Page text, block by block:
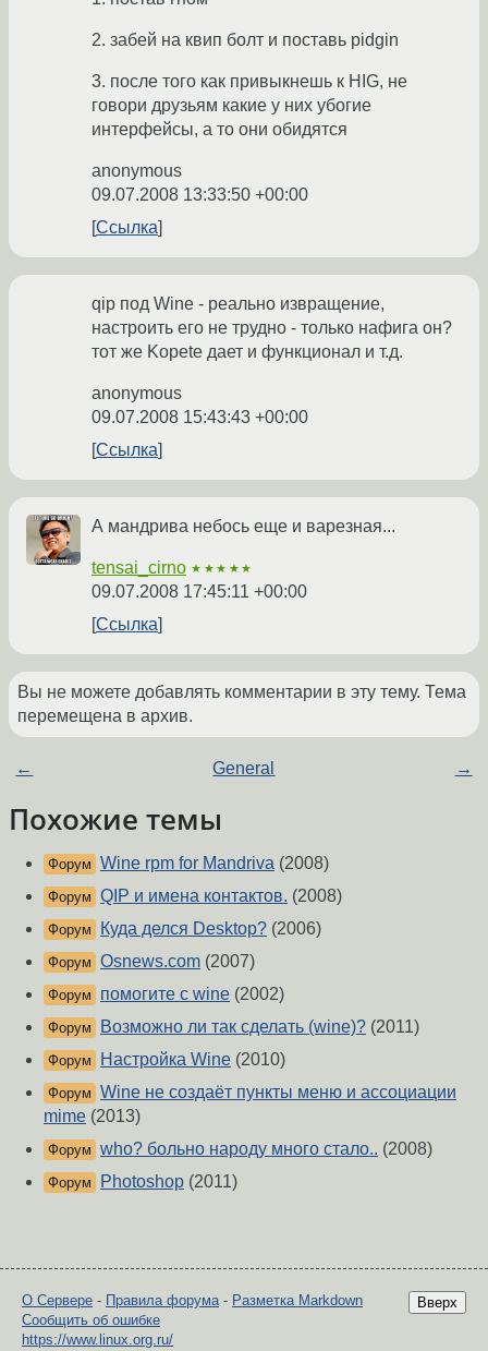
2. забей на квип болт и поставь pidgin
3. после того как привыкнешь к HIG, не
говори друзьям какие у них убогие
интерфейсы, а то они обидятся
anonymous
09.07.2008 13:33:50 +00:00
Ссылка
qip под Wine - реально извращение,
настроить его не трудно - только нафига он?
тот же Kopete дает и функционал и т.д.
anonymous
09.07.2008 15:43:43 +00:00
Ссылка
А мандрива небось еще и варезная...
tensai_cirno ★★★★★
09.07.2008 17:45:11 +00:00
Ссылка
Вы не можете добавлять комментарии в эту тему. Тема
перемещена в архив.
← General →
Похожие темы
Форум Wine rpm for Mandriva (2008)
Форум QIP и имена контактов. (2008)
Форум Куда делся Desktop? (2006)
Форум Osnews.com (2007)
Форум помогите с wine (2002)
Форум Возможно ли так сделать (wine)? (2011)
Форум Настройка Wine (2010)
Форум Wine не создаёт пункты меню и ассоциации
mime (2013)
Форум who? больно народу много стало.. (2008)
Форум Photoshop (2011)
Вверх
О Сервере - Правила форума- Разметка Markdown
Сообщить об ошибке
https://www.linux.org.ru/